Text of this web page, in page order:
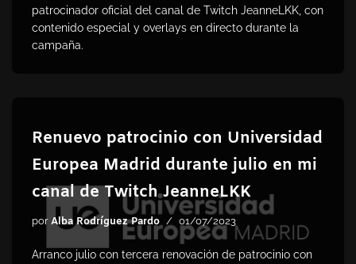
patrocinador oficial del canal de Twitch JeanneLKK, con
contenido especial y overlays en directo durante la
campaña.
Renuevo patrocinio con Universidad
Europea Madrid durante julio en mi
canal de Twitch JeanneLKK
por Alba Rodríguez Pardo 01/07/2023
Arranco julio con tercera renovación de patrocinio con